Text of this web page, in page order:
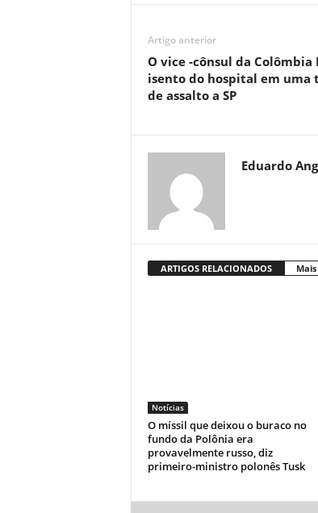
Artigo anterior
O vice -cônsul da Colômbia
isento do hospital em uma
de assalto a SP
Eduardo
ARTIGOS RELACIONADOS
Notícias
O míssil que deixou o buraco no
fundo da Polônia era
provavelmente russo, diz
primeiro-ministro polonês Tusk